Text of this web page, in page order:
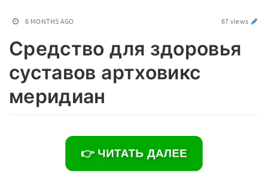
6 MONTHS AGO 67 views
Средство для здоровья
суставов артховикс
меридиан
👉 ЧИТАТЬ ДАЛЕЕ